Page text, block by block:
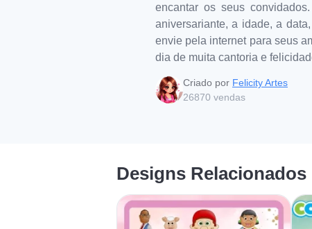
encantar os seus
aniversariante, a idade, a
envie pela internet para seus
dia de muita cantoria e
Criado por Felicity Artes
26870 vendas
Designs Relacionados